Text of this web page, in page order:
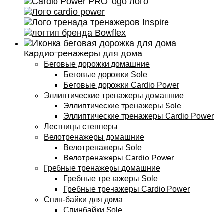
Кардиотренажеры для дома
Беговые дорожки домашние
Беговые дорожки Sole
Беговые дорожки Cardio Power
Эллиптические тренажеры домашние
Эллиптические тренажеры Sole
Эллиптические тренажеры Cardio Power
Лестницы степперы
Велотренажеры домашние
Велотренажеры Sole
Велотренажеры Cardio Power
Гребные тренажеры домашние
Гребные тренажеры Sole
Гребные тренажеры Cardio Power
Спин-байки для дома
Спинбайки Sole